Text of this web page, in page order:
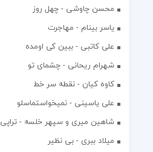
محسن چاوشی - چهل روز
یاسر بینام - مهاجرت
علی کاتبی - ببین کی اومده
شهرام ریحانی - چشمای تو
کاوه کیان - نقطه سر خط
علی یاسینی - نمیخواستماسلو
شاهین میری و سپهر خلسه - تراپی
میلاد ببری - بی نظیر